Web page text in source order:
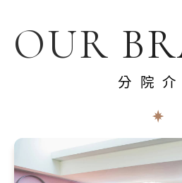
OUR
分院介